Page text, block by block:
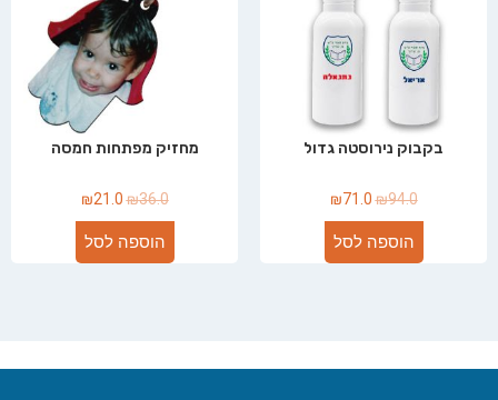
בקבוק נירוסטה גדול
₪94.0
₪71.0
הוספה לסל
מחזיק מפתחות חמסה
₪36.0
₪21.0
הוספה לסל